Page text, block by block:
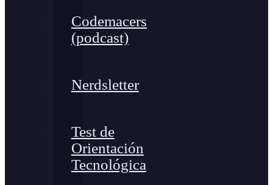
Codemacers
(podcast)
Nerdsletter
Test de
Orientación
Tecnológica